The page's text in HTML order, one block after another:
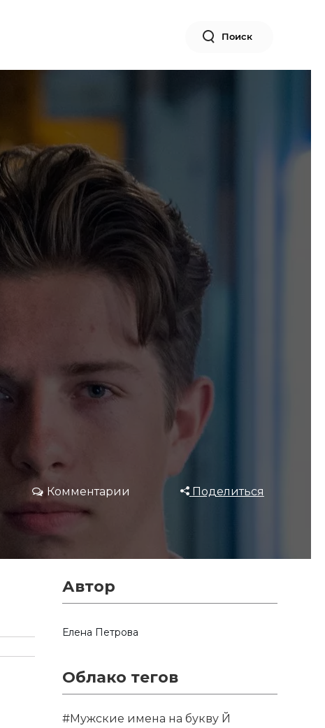
Поиск
Комментарии Поделиться
Автор
Елена Петрова
Облако тегов
#Мужские имена на букву Й